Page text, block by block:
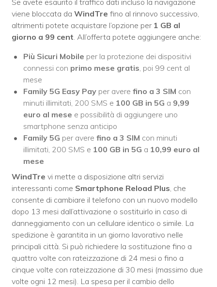
viene bloccata da WindTre fino al rinnovo successivo,
altrimenti potete acquistare l’opzione per 1 GB al
giorno a 99 cent . All’offerta potete aggiungere anche:
Più Sicuri Mobile per la protezione dei dispositivi
connessi con primo mese gratis , poi 99 cent al
mese
Family 5G Easy Pay per avere fino a 3 SIM con
minuti illimitati, 200 SMS e 100 GB in 5G a 9,99
euro al mese e possibilità di aggiungere uno
smartphone senza anticipo
Family 5G per avere fino a 3 SIM con minuti
illimitati, 200 SMS e 100 GB in 5G a 10,99 euro al
mese
WindTre vi mette a disposizione altri servizi
interessanti come Smartphone Reload Plus , che
consente di cambiare il telefono con un nuovo modello
dopo 13 mesi dall’attivazione o sostituirlo in caso di
danneggiamento con un cellulare identico o simile. La
spedizione è garantita in un giorno lavorativo nelle
principali città. Si può richiedere la sostituzione fino a
quattro volte con rateizzazione di 24 mesi o fino a
cinque volte con rateizzazione di 30 mesi (massimo due
volte ogni 12 mesi). La spesa per il cambio dello